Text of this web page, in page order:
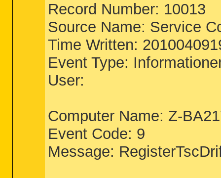
Record Number: 10013
Source Name: Service
Time Written:
Event Type:
User:
Computer Name: Z-
Event Code: 9
Message: